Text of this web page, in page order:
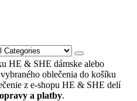
HE & SHE dámske alebo
oblečenia do košíku
z e-shopu HE & SHE delí
a platby.